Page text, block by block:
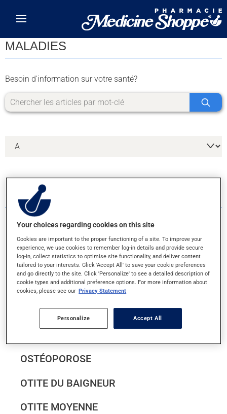
MALADIES
Besoin d'information sur votre santé?
9 RÉSULTATS POUR LA LETTRE O
OESOPHAGITE
ONGLES INCARNÉS
ONYCHOMYCOSE
OREILLONS
OSTÉOPOROSE
OTITE DU BAIGNEUR
OTITE MOYENNE
Your choices regarding cookies on this site
Cookies are important to the proper functioning of a site. To improve your
experience, we use cookies to remember log-in details and provide secure
log-in, collect statistics to optimise site functionality, and deliver content
tailored to your interests. Click 'Accept All' to save your cookie preferences
and go directly to the site. Click 'Personalize' to see a detailed description of
cookie types and additional preference options. For more information about
cookies, please see our Privacy Statement
Personalize Accept All